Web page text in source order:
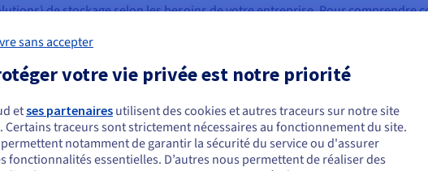
de stockage selon les besoins de votre entreprise. Pour comprendre
il convient d’examiner comment chacune d’entre elles répond à des défis
l'autre, mais de déterminer ce qui vous convient le mieux, à vous et à vos
blocs
données sur différents
taille égale. De cette
semblez être localisé en États-Unis.
commander, rendez-vous sur le site de votre pays (États-Unis) et créez un
sans accepter
votre vie privée est notre priorité
etses partenaires utilisent des cookies et autres traceurs sur notre site
Certains traceurs sont strictement nécessaires au fonctionnement du site.
notamment de garantir la sécurité du service ou d'assurer
fonctionnalités essentielles. D’autres nous permettent de réaliser des